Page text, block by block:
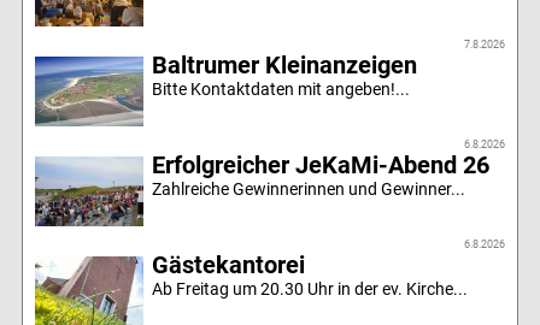
7.8.2026
Baltrumer Kleinanzeigen
Bitte Kontaktdaten mit angeben!...
6.8.2026
Erfolgreicher JeKaMi-Abend 26
Zahlreiche Gewinnerinnen und Gewinner...
6.8.2026
Gästekantorei
Ab Freitag um 20.30 Uhr in der ev. Kirche...